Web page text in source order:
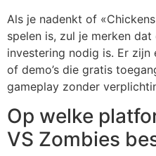
Als je nadenkt of
spelen is, zul je merken
investering nodig is. Er zijn
of demo’s die gratis
gameplay zonder
Op welke
VS Zombies